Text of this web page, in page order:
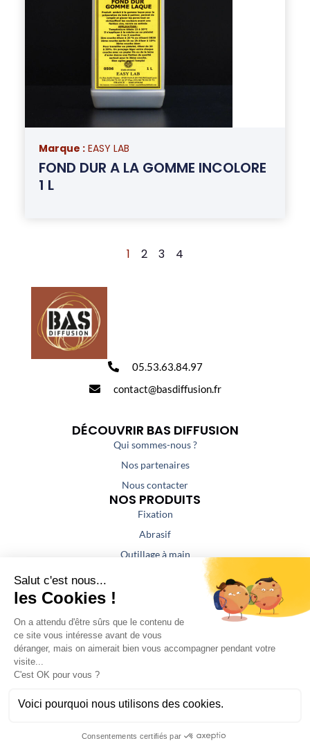
Marque : EASY LAB
FOND DUR A LA GOMME INCOLORE
1 L
1 2 3 4
05.53.63.84.97
contact@basdiffusion.fr
DÉCOUVRIR BAS DIFFUSION
Qui sommes-nous ?
Nos partenaires
Nous contacter
NOS PRODUITS
Fixation
Abrasif
Outillage à main
NOS PRESTATIONS
Aspiration / Air comprimé
SAV